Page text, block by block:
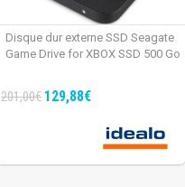
Disque dur externe SSD Seagate
Game Drive for XBOX SSD 500 Go
201,00€ 129,88€